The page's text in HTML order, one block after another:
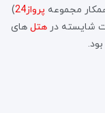
مجموعه پرواز24
)
شایسته در هتل های